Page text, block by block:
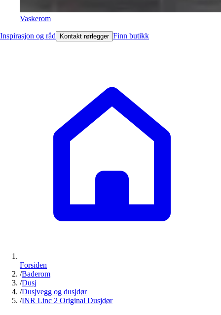
Vaskerom
Inspirasjon og råd Kontakt rørlegger Finn butikk
Forsiden
/Baderom
/Dusj
/Dusjvegg og dusjdør
/INR Linc 2 Original Dusjdør